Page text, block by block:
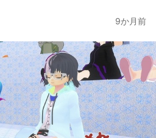
9か月前